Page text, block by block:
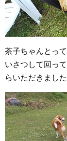
茶子ちゃんとっ
いさつして回っ
らいただきまし